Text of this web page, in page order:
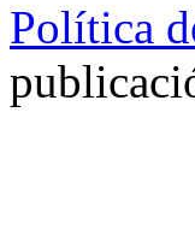
Política